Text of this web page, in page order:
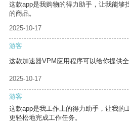
这款app是我购物的得力助手，让我能够
的商品。
2025-10-17
游客
这款加速器VPM应用程序可以给你提供
2025-10-17
游客
这款app是我工作上的得力助手，让我的
更轻松地完成工作任务。